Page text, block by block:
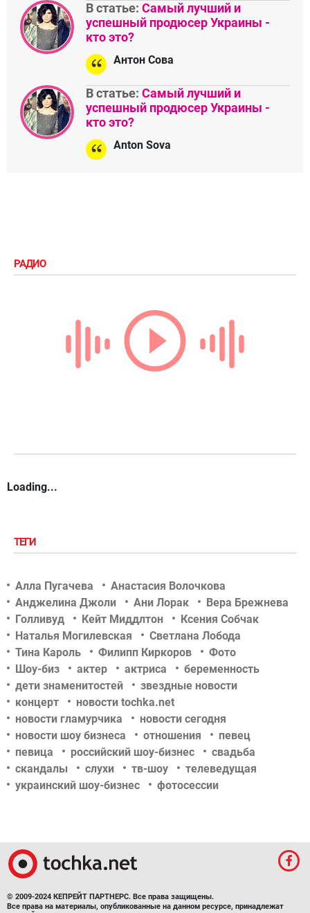
В статье: Самый лучший и
успешный продюсер Украины -
кто это?
Антон Сова
В статье: Самый лучший и
успешный продюсер Украины -
кто это?
Anton Sova
РАДИО
Loading...
ТЕГИ
Алла Пугачева
Анастасия Волочкова
Анджелина Джоли
Ани Лорак
Вера Брежнева
Голливуд
Кейт Миддлтон
Ксения Собчак
Наталья Могилевская
Светлана Лобода
Тина Кароль
Филипп Киркоров
Фото
Шоу-биз
актер актриса
беременность
дети знаменитостей
звездные новости
концерт
новости tochka.net
новости гламурчика
новости сегодня
новости шоу бизнеса
отношения
певец
певица
российский шоу-бизнес
свадьба
скандалы
слухи тв-шоу
телеведущая
украинский шоу-бизнес
фотосессии
© 2009-2024 КЕПРЕЙТ ПАРТНЕРС. Все права защищены.
Все права на материалы, опубликованные на данном ресурсе, принадлежат